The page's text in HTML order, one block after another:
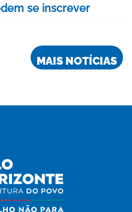
se inscrever
MAIS NOTÍCIAS